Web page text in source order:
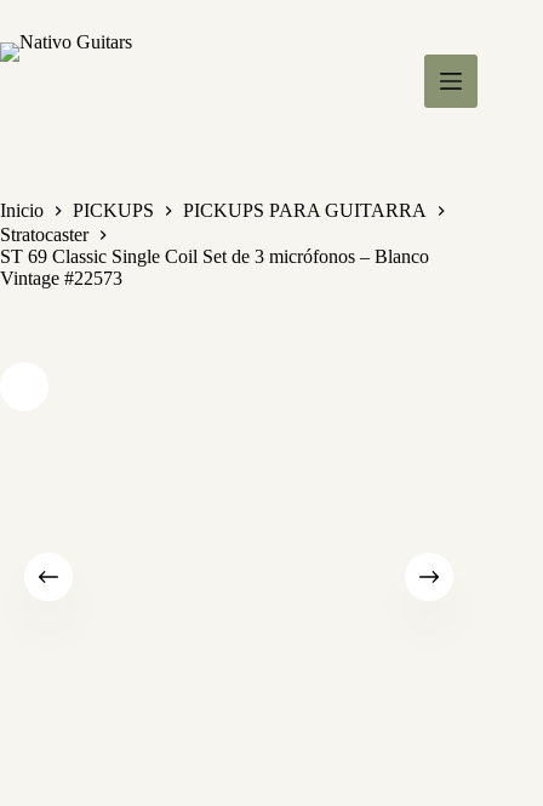
a
o
n
t
e
Inicio PICKUPS
PICKUPS PARA GUITARRA
Stratocaster
ST 69 Classic Single Coil Set de 3 micrófonos – Blanco
Vintage #22573